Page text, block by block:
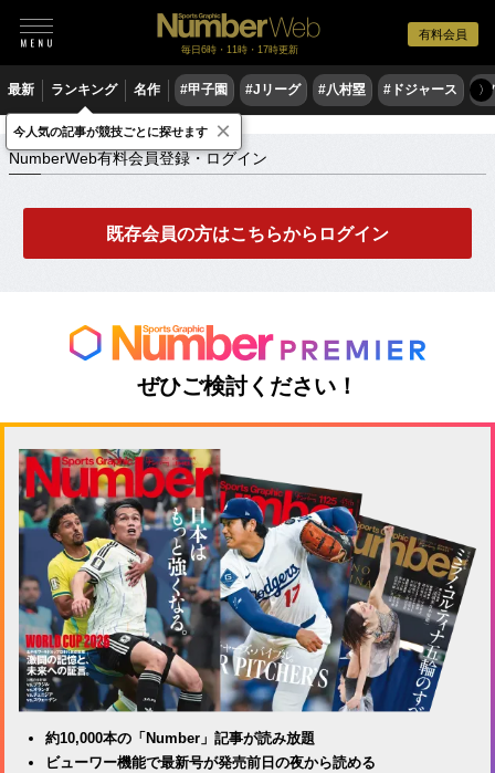
有料会員
毎日6時・11時・17時更新
最新 ランキング 名作 #甲子園 #Jリーグ #八村塁 #ドジャース #
〉
NumberWeb有料会員登録・ログイン
NumberWeb有料会員登録・ログイン
既存会員の方はこちらからログイン
ぜひご検討ください！
約10,000本の「Number」記事が読み放題
ビューワー機能で最新号が発売前日の夜から読める
今人気の記事が競技ごとに探せます ×